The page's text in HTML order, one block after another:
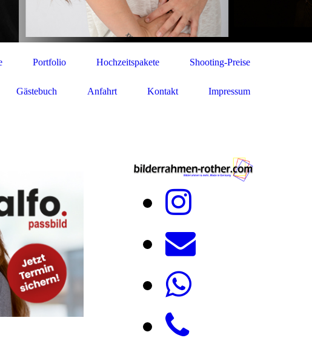
Portfolio Hochzeitspakete Shooting-Preise
Gästebuch Anfahrt Kontakt Impressum